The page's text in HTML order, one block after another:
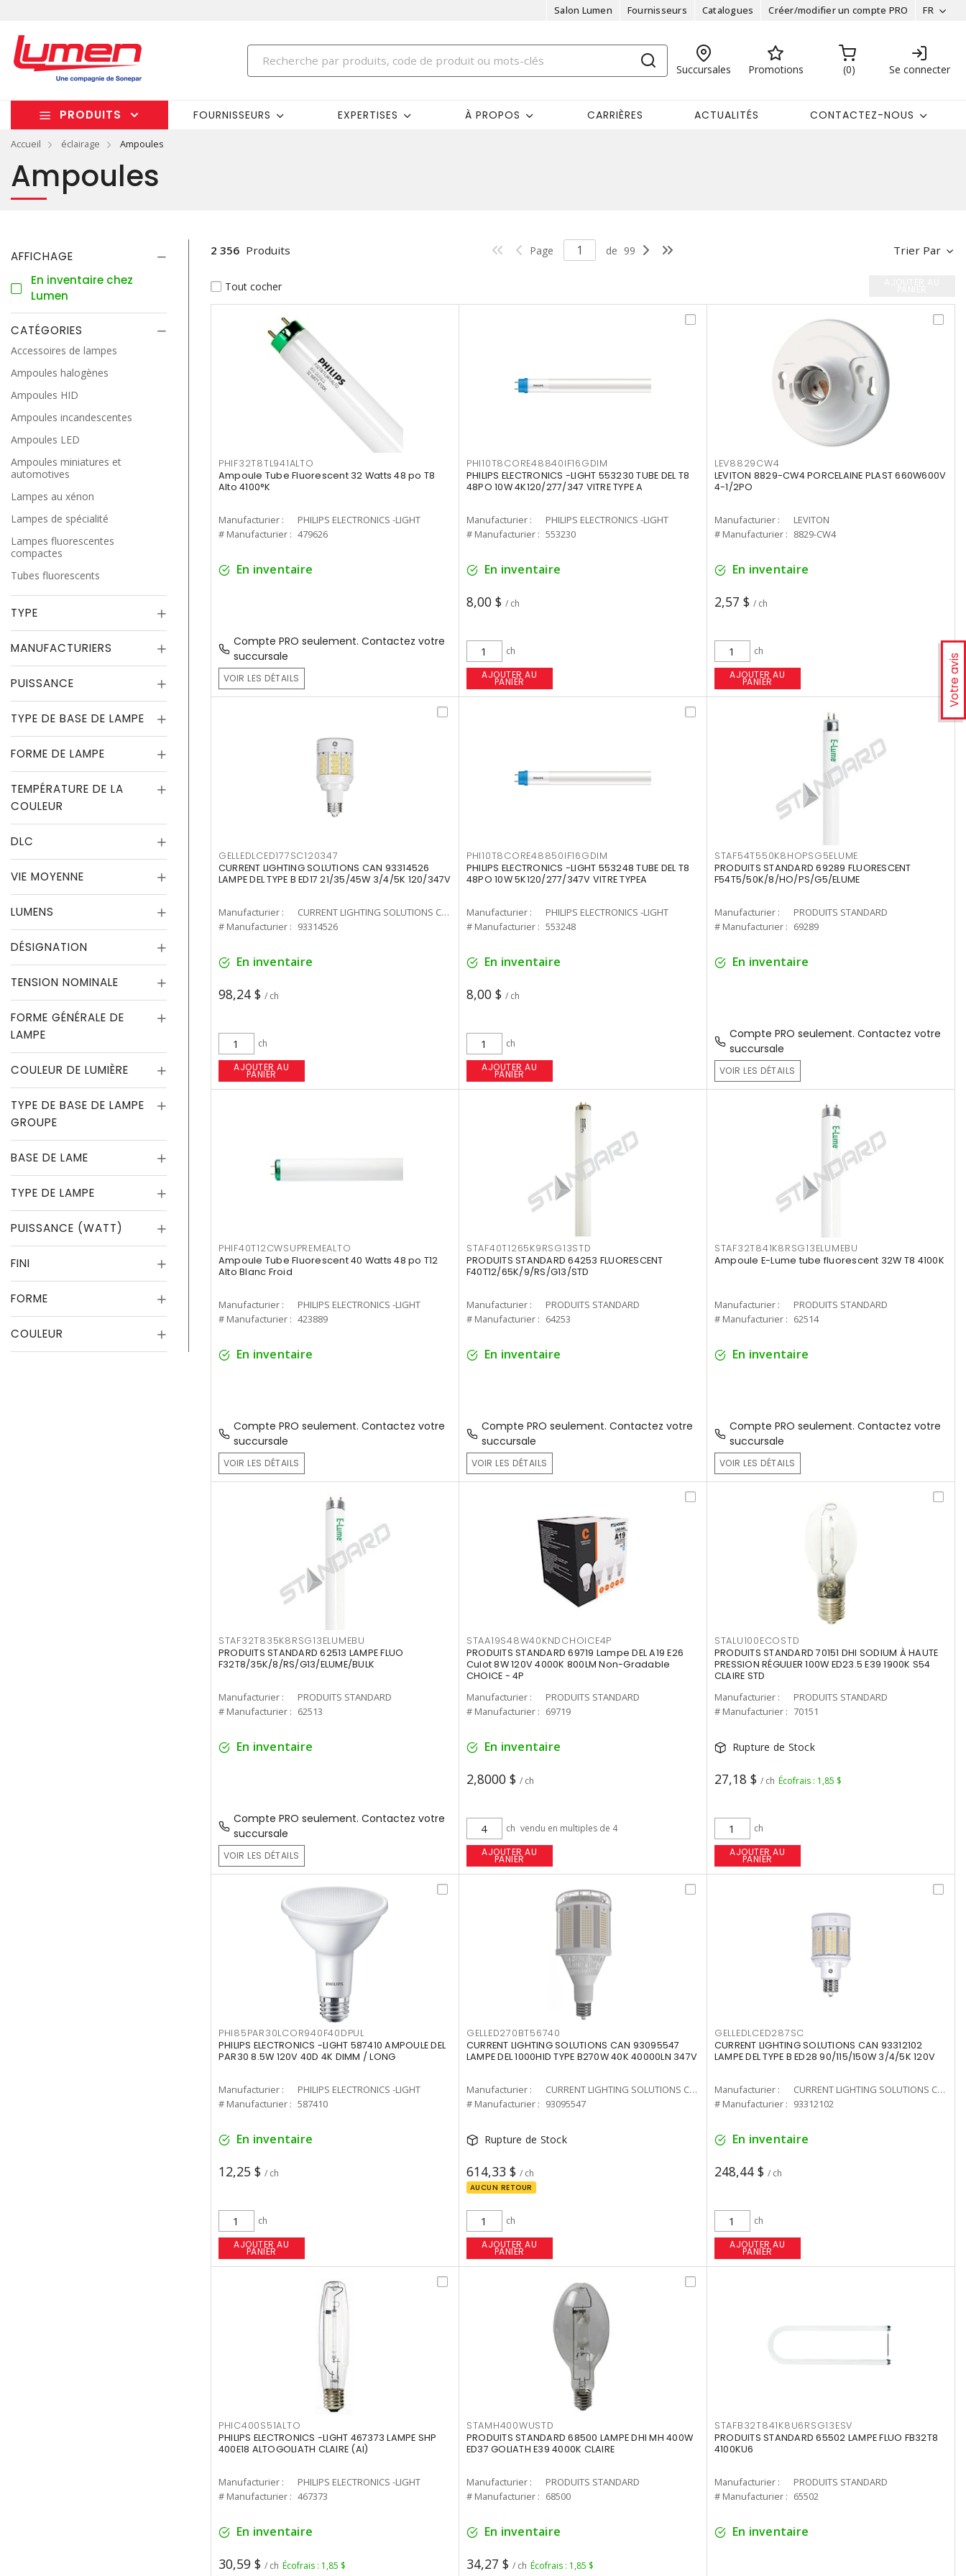
Salon Lumen Fournisseurs Catalogues Créer/modifier un compte PRO FR
Succursales Promotions 0 Se connecter
PRODUITS FOURNISSEURS EXPERTISES À PROPOS CARRIÈRES ACTUALITÉS CONTACTEZ-NOUS
Accueil éclairage Ampoules
Votre avis
Ampoules
AFFICHAGE
En inventaire chez
Lumen
CATÉGORIES
Accessoires de lampes
Ampoules halogènes
Ampoules HID
Ampoules incandescentes
Ampoules LED
Ampoules miniatures et
automotives
Lampes au xénon
Lampes de spécialité
Lampes fluorescentes
compactes
Tubes fluorescents
TYPE
MANUFACTURIERS
PUISSANCE
TYPE DE BASE DE LAMPE
FORME DE LAMPE
TEMPÉRATURE DE LA
COULEUR
DLC
VIE MOYENNE
LUMENS
DÉSIGNATION
TENSION NOMINALE
FORME GÉNÉRALE DE
LAMPE
COULEUR DE LUMIÈRE
TYPE DE BASE DE LAMPE
GROUPE
BASE DE LAME
TYPE DE LAMPE
PUISSANCE (WATT)
FINI
FORME
COULEUR
Trier Par
2 356 Produits Page de 99
Tout cocher
PHIF32T8TL941ALTO
Ampoule Tube Fluorescent 32 Watts 48 po T8
Alto 4100°K
Manufacturier :
PHILIPS ELECTRONICS -LIGHT
# Manufacturier : 479626
En inventaire
Compte PRO seulement. Contactez votre
succursale
VOIR LES DÉTAILS
PHI10T8CORE48840IF16GDIM
PHILIPS ELECTRONICS -LIGHT 553230 TUBE DEL T8
48PO 10W 4K120/277/347 VITRE TYPE A
Manufacturier :
PHILIPS ELECTRONICS -LIGHT
# Manufacturier : 553230
En inventaire
8,00 $ / ch
ch
AJOUTER AU
PANIER
LEV8829CW4
LEVITON 8829-CW4 PORCELAINE PLAST 660W600V
4-1/2PO
Manufacturier :
LEVITON
# Manufacturier : 8829-CW4
En inventaire
2,57 $ / ch
ch
AJOUTER AU
PANIER
GELLEDLCED177SC120347
CURRENT LIGHTING SOLUTIONS CAN 93314526
LAMPE DEL TYPE B ED17 21/35/45W 3/4/5K 120/347V
Manufacturier :
CURRENT LIGHTING SOLUTIONS CAN
# Manufacturier : 93314526
En inventaire
98,24 $ / ch
ch
AJOUTER AU
PANIER
PHI10T8CORE48850IF16GDIM
PHILIPS ELECTRONICS -LIGHT 553248 TUBE DEL T8
48PO 10W 5K120/277/347V VITRE TYPEA
Manufacturier :
PHILIPS ELECTRONICS -LIGHT
# Manufacturier : 553248
En inventaire
8,00 $ / ch
ch
AJOUTER AU
PANIER
STAF54T550K8HOPSG5ELUME
PRODUITS STANDARD 69289 FLUORESCENT
F54T5/50K/8/HO/PS/G5/ELUME
Manufacturier :
PRODUITS STANDARD
# Manufacturier : 69289
En inventaire
Compte PRO seulement. Contactez votre
succursale
VOIR LES DÉTAILS
PHIF40T12CWSUPREMEALTO
Ampoule Tube Fluorescent 40 Watts 48 po T12
Alto Blanc Froid
Manufacturier :
PHILIPS ELECTRONICS -LIGHT
# Manufacturier : 423889
En inventaire
Compte PRO seulement. Contactez votre
succursale
VOIR LES DÉTAILS
STAF40T1265K9RSG13STD
PRODUITS STANDARD 64253 FLUORESCENT
F40T12/65K/9/RS/G13/STD
Manufacturier :
PRODUITS STANDARD
# Manufacturier : 64253
En inventaire
Compte PRO seulement. Contactez votre
succursale
VOIR LES DÉTAILS
STAF32T841K8RSG13ELUMEBU
Ampoule E-Lume tube fluorescent 32W T8 4100K
Manufacturier :
PRODUITS STANDARD
# Manufacturier : 62514
En inventaire
Compte PRO seulement. Contactez votre
succursale
VOIR LES DÉTAILS
STAF32T835K8RSG13ELUMEBU
PRODUITS STANDARD 62513 LAMPE FLUO
F32T8/35K/8/RS/G13/ELUME/BULK
Manufacturier :
PRODUITS STANDARD
# Manufacturier : 62513
En inventaire
Compte PRO seulement. Contactez votre
succursale
VOIR LES DÉTAILS
STAA19S48W40KNDCHOICE4P
PRODUITS STANDARD 69719 Lampe DEL A19 E26
Culot 8W 120V 4000K 800LM Non-Gradable
CHOICE - 4P
Manufacturier :
PRODUITS STANDARD
# Manufacturier : 69719
En inventaire
2,8000 $ / ch
ch vendu en multiples de 4
AJOUTER AU
PANIER
STALU100ECOSTD
PRODUITS STANDARD 70151 DHI SODIUM À HAUTE
PRESSION RÉGULIER 100W ED23.5 E39 1900K S54
CLAIRE STD
Manufacturier :
PRODUITS STANDARD
# Manufacturier : 70151
Rupture de Stock
27,18 $ / ch Écofrais : 1,85 $
ch
AJOUTER AU
PANIER
PHI85PAR30LCOR940F40DPUL
PHILIPS ELECTRONICS -LIGHT 587410 AMPOULE DEL
PAR30 8.5W 120V 40D 4K DIMM / LONG
Manufacturier :
PHILIPS ELECTRONICS -LIGHT
# Manufacturier : 587410
En inventaire
12,25 $ / ch
ch
AJOUTER AU
PANIER
GELLED270BT56740
CURRENT LIGHTING SOLUTIONS CAN 93095547
LAMPE DEL 1000HID TYPE B270W 40K 40000LN 347V
Manufacturier :
CURRENT LIGHTING SOLUTIONS CAN
# Manufacturier : 93095547
Rupture de Stock
614,33 $ / ch
AUCUN RETOUR
ch
AJOUTER AU
PANIER
GELLEDLCED287SC
CURRENT LIGHTING SOLUTIONS CAN 93312102
LAMPE DEL TYPE B ED28 90/115/150W 3/4/5K 120V
Manufacturier :
CURRENT LIGHTING SOLUTIONS CAN
# Manufacturier : 93312102
En inventaire
248,44 $ / ch
ch
AJOUTER AU
PANIER
PHIC400S51ALTO
PHILIPS ELECTRONICS -LIGHT 467373 LAMPE SHP
400E18 ALTOGOLIATH CLAIRE (AI)
Manufacturier :
PHILIPS ELECTRONICS -LIGHT
# Manufacturier : 467373
En inventaire
30,59 $ / ch Écofrais : 1,85 $
STAMH400WUSTD
PRODUITS STANDARD 68500 LAMPE DHI MH 400W
ED37 GOLIATH E39 4000K CLAIRE
Manufacturier :
PRODUITS STANDARD
# Manufacturier : 68500
En inventaire
34,27 $ / ch Écofrais : 1,85 $
STAFB32T841K8U6RSG13ESV
PRODUITS STANDARD 65502 LAMPE FLUO FB32T8
4100KU6
Manufacturier :
PRODUITS STANDARD
# Manufacturier : 65502
En inventaire